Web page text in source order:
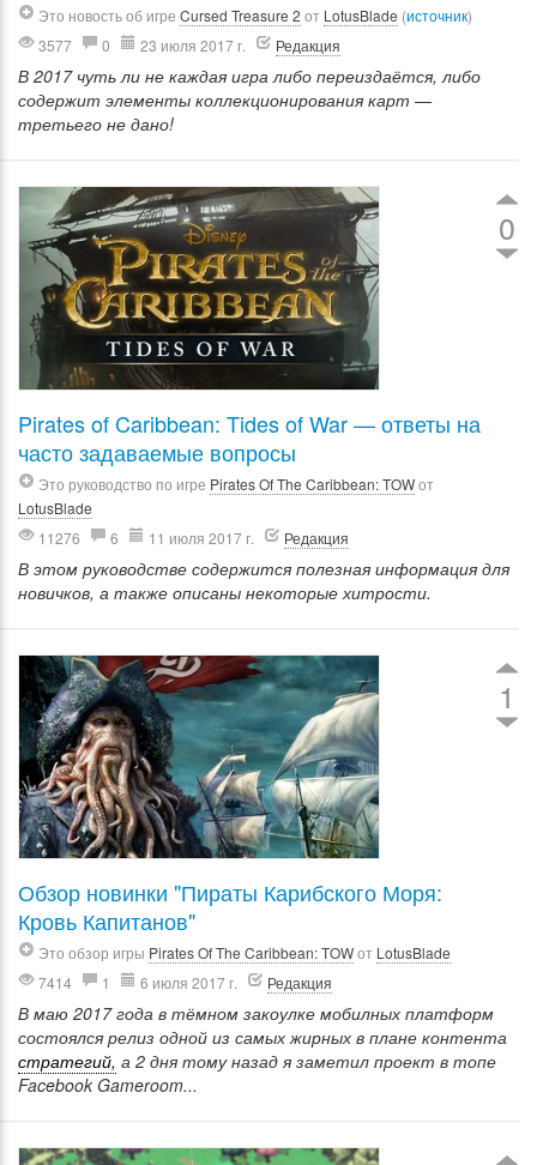
Это новость об игре Cursed Treasure 2 от LotusBlade (источник)
3577
0 23 июля 2017 г. Редакция
В 2017 чуть ли не каждая игра либо переиздаётся, либо
содержит элементы коллекционирования карт —
третьего не дано!
0
Pirates of Caribbean: Tides of War — ответы на
часто задаваемые вопросы
Это руководство по игре Pirates Of The Caribbean: TOWот
LotusBlade
11276
6 11 июля 2017 г. Редакция
В этом руководстве содержится полезная информация для
новичков, а также описаны некоторые хитрости.
1
Обзор новинки "Пираты Карибского Моря:
Кровь Капитанов"
Это обзор игры Pirates Of The Caribbean: TOWот LotusBlade
7414
1 6 июля 2017 г. Редакция
В маю 2017 года в тёмном закоулке мобилных платформ
состоялся релиз одной из самых жирных в плане контента
стратегий, а 2 дня тому назад я заметил проект в топе
Facebook Gameroom...